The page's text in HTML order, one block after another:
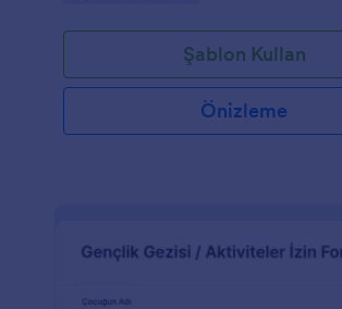
Şablon Kullan
Önizleme